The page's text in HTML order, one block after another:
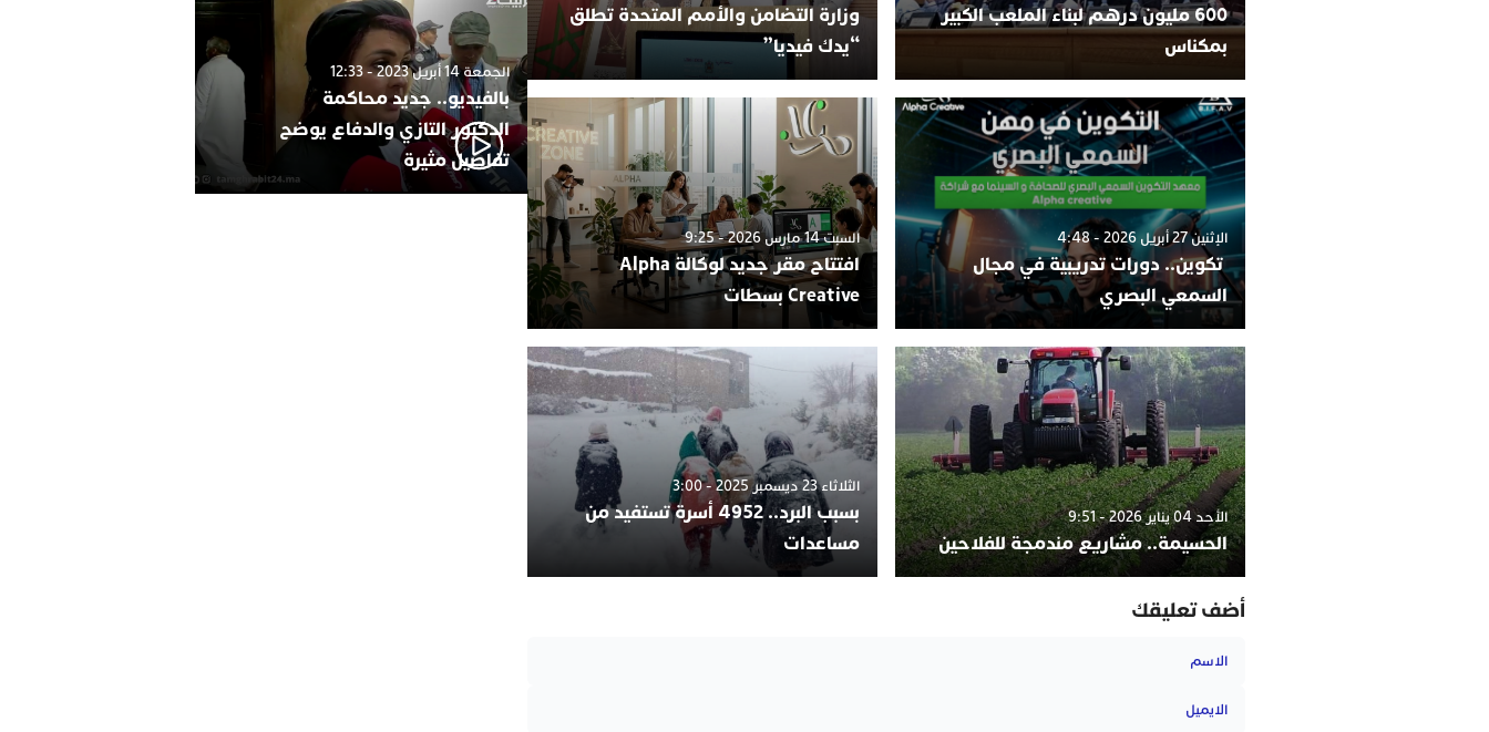
600 مليون درهم لبناء الملعب الكبير
بمكناس
وزارة التضامن والأمم المتحدة تطلق
“يدك فيديا”
الإثنين 27 أبريل 2026 - 4:48
تكوين.. دورات تدريبية في مجال
السمعي البصري
السبت 14 مارس 2026 - 9:25
افتتاح مقر جديد لوكالة Alpha
Creative بسطات
الأحد 04 يناير 2026 - 9:51
الحسيمة.. مشاريع مندمجة للفلاحين
الثلاثاء 23 ديسمبر 2025 - 3:00
بسبب البرد.. 4952 أسرة تستفيد من
مساعدات
أضف تعليقك
الجمعة 14 أبريل 2023 - 12:33
بالفيديو.. جديد محاكمة
الدكتور التازي والدفاع يوضح
تفاصيل مثيرة